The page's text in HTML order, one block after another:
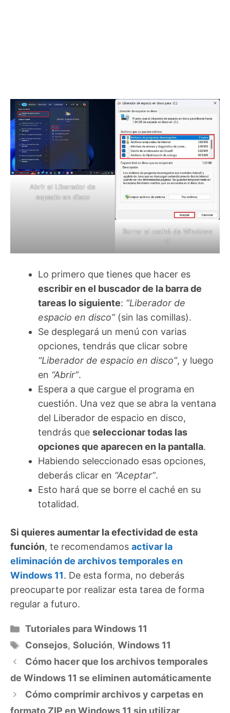
Abrir el Liberador de
espacio en disco
Borrar el caché de Windows
11
Lo primero que tienes que hacer es
escribir en el buscador de la barra de
tareas lo siguiente: “Liberador de
espacio en disco”(sin las comillas).
Se desplegará un menú con varias
opciones, tendrás que clicar sobre
“Liberador de espacio en disco”, y luego
en “Abrir”.
Espera a que cargue el programa en
cuestión. Una vez que se abra la ventana
del Liberador de espacio en disco,
tendrás que seleccionar todas las
opciones que aparecen en la pantalla.
Habiendo seleccionado esas opciones,
deberás clicar en “Aceptar”.
Esto hará que se borre el caché en su
totalidad.
Si quieres aumentar la efectividad de esta
función, te recomendamos activar la
eliminación de archivos temporales en
Windows 11. De esta forma, no deberás
preocuparte por realizar esta tarea de forma
regular a futuro.
Categorías
Tutoriales para Windows 11
Etiquetas
Consejos, Solución, Windows 11
Cómo hacer que los archivos temporales
de Windows 11 se eliminen automáticamente
Cómo comprimir archivos y carpetas en